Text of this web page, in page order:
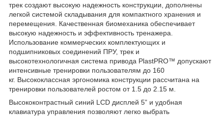
трек создают высокую надежность конструкции, дополнены
легкой системой складывания для компактного хранения и
перемещения. Качественная биомеханика обеспечивает
высокую надежность и эффективность тренажера.
Использование коммерческих комплектующих и
подшипниковых соединений ПРУ, трек и
высокотехнологичная система привода PlastPRO™ допускают
интенсивные тренировки пользователям до 160
кг. Высококлассная эргономика конструкции рассчитана на
тренировки пользователей ростом от 1.5 до 2.15 м.
Высококонтрастный синий LCD дисплей 5” и удобная
клавиатура управления позволяют легко выбрать